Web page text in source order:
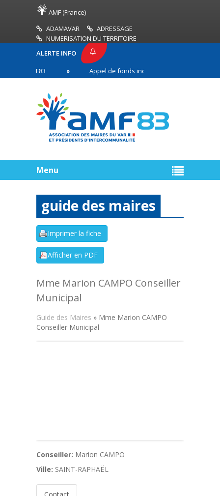
AMF (France)
ADAMAVAR
ADRESSAGE
NUMERISATION DU TERRITOIRE
ALERTE INFO
Appel de fonds incendies de forêt
première ligne
Menu
guide des maires
Mme Marion CAMPO Conseiller
Municipal
Guide des Maires » Mme Marion CAMPO
Conseiller Municipal
Conseiller: Marion CAMPO
Ville: SAINT-RAPHAËL